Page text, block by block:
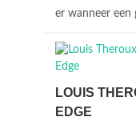
er wanneer een
LOUIS
EDGE